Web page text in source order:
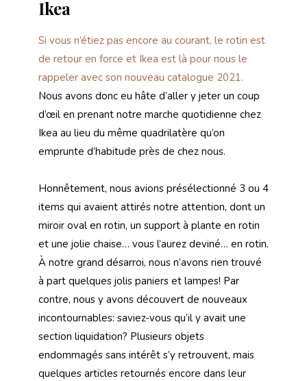
Ikea
Si vous n’étiez pas encore au courant, le rotin est
de retour en force et Ikea est là pour nous le
rappeler avec son nouveau catalogue 2021.
Nous avons donc eu hâte d’aller y jeter un coup
d’œil en prenant notre marche quotidienne chez
Ikea au lieu du même quadrilatère qu’on
emprunte d’habitude près de chez nous.
Honnêtement, nous avions présélectionné 3 ou 4
items qui avaient attirés notre attention, dont un
miroir oval en rotin, un support à plante en rotin
et une jolie chaise… vous l’aurez deviné… en rotin.
À notre grand désarroi, nous n’avons rien trouvé
à part quelques jolis paniers et lampes! Par
contre, nous y avons découvert de nouveaux
incontournables: saviez-vous qu’il y avait une
section liquidation? Plusieurs objets
endommagés sans intérêt s’y retrouvent, mais
quelques articles retournés encore dans leur